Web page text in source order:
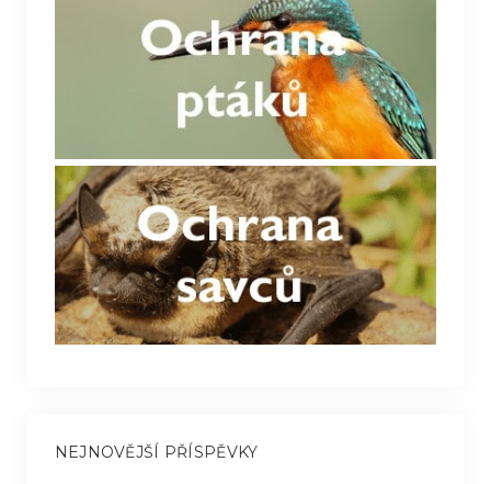
NEJNOVĚJŠÍ PŘÍSPĚVKY